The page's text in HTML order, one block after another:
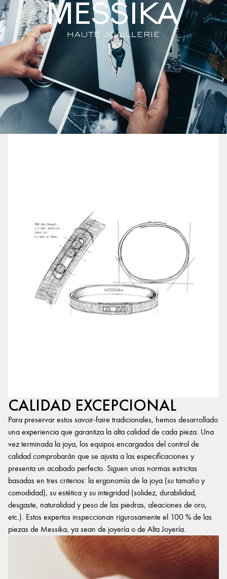
CALIDAD EXCEPCIONAL
Para preservar estos savoir-faire tradicionales, hemos desarrollado
una experiencia que garantiza la alta calidad de cada pieza. Una
vez terminada la joya, los equipos encargados del control de
calidad comprobarán que se ajusta a las especificaciones y
presenta un acabado perfecto. Siguen unas normas estrictas
basadas en tres criterios: la ergonomía de la joya (su tamaño y
comodidad), su estética y su integridad (solidez, durabilidad,
desgaste, naturalidad y peso de las piedras, aleaciones de oro,
etc.). Estos expertos inspeccionan rigurosamente el 100 % de las
piezas de Messika, ya sean de joyería o de Alta Joyería.